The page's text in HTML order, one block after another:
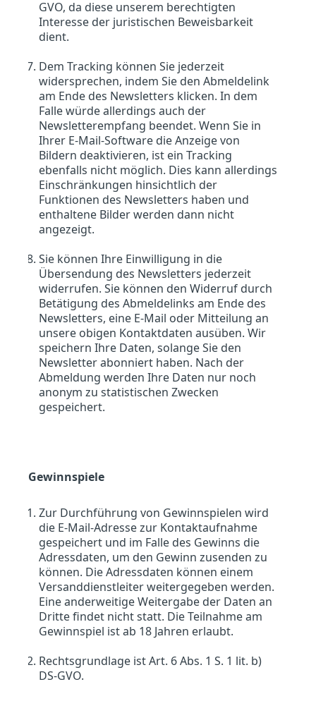
GVO, da diese unserem berechtigten
Interesse der juristischen Beweisbarkeit
dient.
Dem Tracking können Sie jederzeit
widersprechen, indem Sie den Abmeldelink
am Ende des Newsletters klicken. In dem
Falle würde allerdings auch der
Newsletterempfang beendet. Wenn Sie in
Ihrer E-Mail-Software die Anzeige von
Bildern deaktivieren, ist ein Tracking
ebenfalls nicht möglich. Dies kann allerdings
Einschränkungen hinsichtlich der
Funktionen des Newsletters haben und
enthaltene Bilder werden dann nicht
angezeigt.
Sie können Ihre Einwilligung in die
Übersendung des Newsletters jederzeit
widerrufen. Sie können den Widerruf durch
Betätigung des Abmeldelinks am Ende des
Newsletters, eine E-Mail oder Mitteilung an
unsere obigen Kontaktdaten ausüben. Wir
speichern Ihre Daten, solange Sie den
Newsletter abonniert haben. Nach der
Abmeldung werden Ihre Daten nur noch
anonym zu statistischen Zwecken
gespeichert.
Gewinnspiele
Zur Durchführung von Gewinnspielen wird
die E-Mail-Adresse zur Kontaktaufnahme
gespeichert und im Falle des Gewinns die
Adressdaten, um den Gewinn zusenden zu
können. Die Adressdaten können einem
Versanddienstleiter weitergegeben werden.
Eine anderweitige Weitergabe der Daten an
Dritte findet nicht statt. Die Teilnahme am
Gewinnspiel ist ab 18 Jahren erlaubt.
Rechtsgrundlage ist Art. 6 Abs. 1 S. 1 lit. b)
DS-GVO.